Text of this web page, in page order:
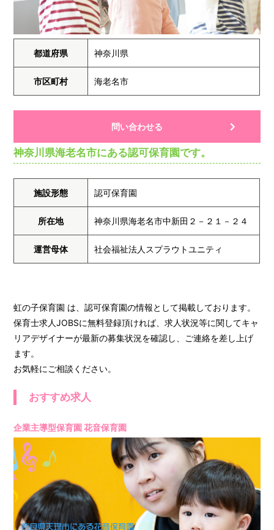
都道府県 神奈川県
市区町村 海老名市
問い合わせる
神奈川県海老名市にある認可保育園です。
施設形態 認可保育園
所在地 神奈川県海老名市中新田２－２１－２４
運営母体 社会福祉法人スプラウトユニティ
虹の子保育園 は、認可保育園の情報として掲載しております。
保育士求人JOBSに無料登録頂ければ、求人状況等に関してキャ
リアデザイナーが最新の募集状況を確認し、ご連絡を差し上げ
ます。
お気軽にご相談ください。
おすすめ求人
企業主導型保育園 花音保育園